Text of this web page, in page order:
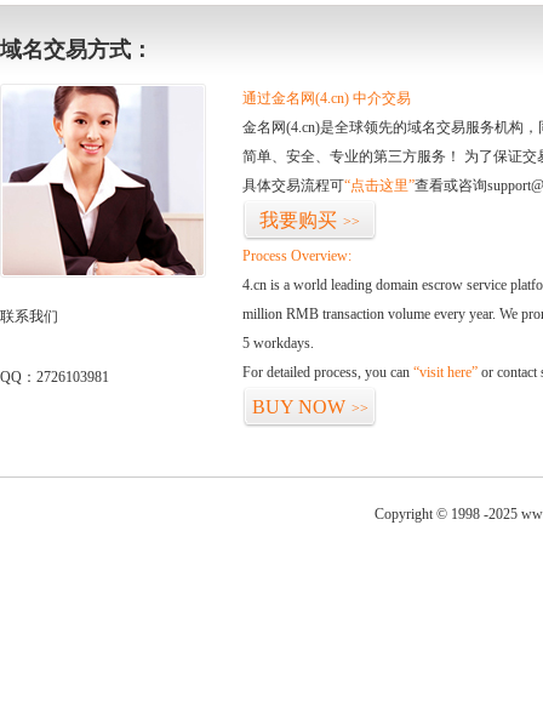
域名交易方式：
联系我们
QQ：2726103981
通过金名网(4.cn) 中介交易
金名网(4.cn)是全球领先的域名交易服务机构
简单、安全、专业的第三方服务！ 为了保证
具体交易流程可“点击这里”查看或咨询
我要购买 >>
Process Overview:
4.cn is a world leading domain escrow service
million RMB transaction volume every year. We
5 workdays.
For detailed process, you can “visit here” or contact
BUY NOW >>
Copyright © 1998 -2025